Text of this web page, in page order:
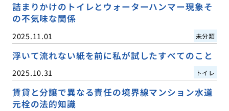
詰まりかけのトイレとウォーターハンマー現象そ
の不気味な関係
2025.11.01 未分類
浮いて流れない紙を前に私が試したすべてのこと
2025.10.31 トイレ
賃貸と分譲で異なる責任の境界線マンション水道
元栓の法的知識